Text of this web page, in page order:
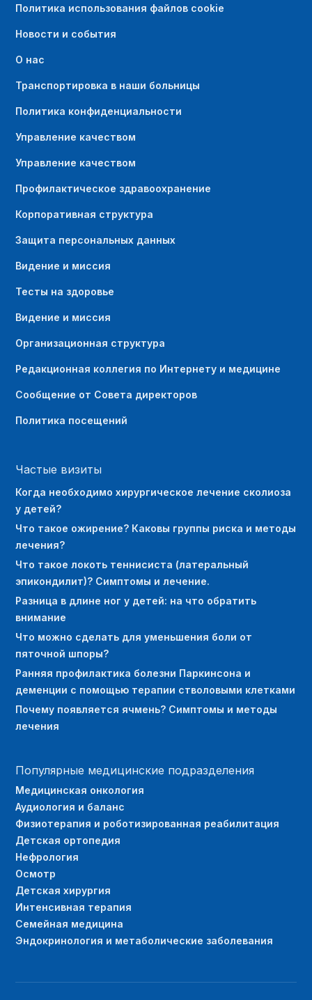
Политика использования файлов cookie
Новости и события
О нас
Транспортировка в наши больницы
Политика конфиденциальности
Управление качеством
Управление качеством
Профилактическое здравоохранение
Корпоративная структура
Защита персональных данных
Видение и миссия
Тесты на здоровье
Видение и миссия
Организационная структура
Редакционная коллегия по Интернету и медицине
Сообщение от Совета директоров
Политика посещений
Частые визиты
Когда необходимо хирургическое лечение сколиоза
у детей?
Что такое ожирение? Каковы группы риска и методы
лечения?
Что такое локоть теннисиста (латеральный
эпикондилит)? Симптомы и лечение.
Разница в длине ног у детей: на что обратить
внимание
Что можно сделать для уменьшения боли от
пяточной шпоры?
Ранняя профилактика болезни Паркинсона и
деменции с помощью терапии стволовыми клетками
Почему появляется ячмень? Симптомы и методы
лечения
Популярные медицинские подразделения
Медицинская онкология
Аудиология и баланс
Физиотерапия и роботизированная реабилитация
Детская ортопедия
Нефрология
Осмотр
Детская хирургия
Интенсивная терапия
Семейная медицина
Эндокринология и метаболические заболевания